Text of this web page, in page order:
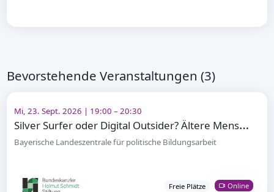
Bevorstehende Veranstaltungen (3)
Mi, 23. Sept. 2026 | 19:00 – 20:30
S
ilver Surfer oder Digital Outsider? Ältere Menschen und digitale Teilhabe
Bayerische Landeszentrale für politische Bildungsarbeit
Freie Plätze Online